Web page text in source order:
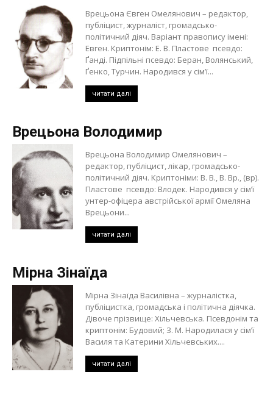
Врецьона Євген Омелянович – редактор,
публіцист, журналіст, громадсько-
політичний діяч. Варіант правопису імені:
Евген. Криптонім: Е. В. Пластове псевдо:
Ґанді. Підпільні псевдо: Беран, Волянський,
Ґенко, Турчин. Народився у сім’ї...
читати далі
Врецьона Володимир
Врецьона Володимир Омелянович –
редактор, публіцист, лікар, громадсько-
політичний діяч. Криптоніми: В. В., В. Вр., (вр).
Пластове псевдо: Влодек. Народився у сім’ї
унтер-офіцера австрійської армії Омеляна
Врецьони...
читати далі
Мірна Зінаїда
Мірна Зінаїда Василівна – журналістка,
публіцистка, громадська і політична діячка.
Дівоче прізвище: Хільчевська. Псевдонім та
криптонім: Будовий; З. М. Народилася у сім’ї
Василя та Катерини Хільчевських....
читати далі